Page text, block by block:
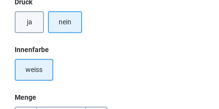
Druck
ja nein
Innenfarbeauswählen
weiss
Menge